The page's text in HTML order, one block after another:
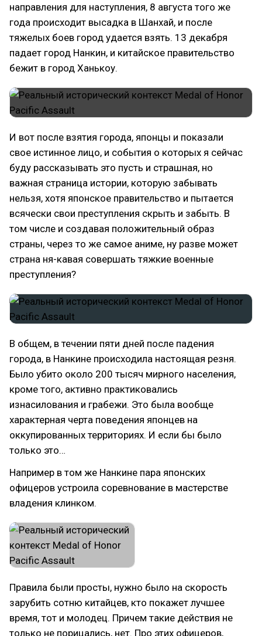
направления для наступления, 8 августа того же
года происходит высадка в Шанхай, и после
тяжелых боев город удается взять. 13 декабря
падает город Нанкин, и китайское правительство
бежит в город Ханькоу.
И вот после взятия города, японцы и показали
свое истинное лицо, и события о которых я сейчас
буду рассказывать это пусть и страшная, но
важная страница истории, которую забывать
нельзя, хотя японское правительство и пытается
всячески свои преступления скрыть и забыть. В
том числе и создавая положительный образ
страны, через то же самое аниме, ну разве может
страна ня-кавая совершать тяжкие военные
преступления?
В общем, в течении пяти дней после падения
города, в Нанкине происходила настоящая резня.
Было убито около 200 тысяч мирного населения,
кроме того, активно практиковались
изнасилования и грабежи. Это была вообще
характерная черта поведения японцев на
оккупированных территориях. И если бы было
только это…
Например в том же Нанкине пара японских
офицеров устроила соревнование в мастерстве
владения клинком.
Правила были просты, нужно было на скорость
зарубить сотню китайцев, кто покажет лучшее
время, тот и молодец. Причем такие действия не
только не порицались, нет. Про этих офицеров,